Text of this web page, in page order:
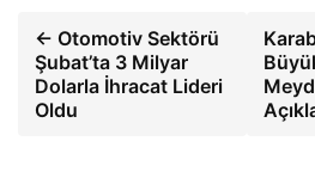
← Otomotiv Sektörü
Şubat’ta 3 Milyar
Dolarla İhracat Lideri
Oldu